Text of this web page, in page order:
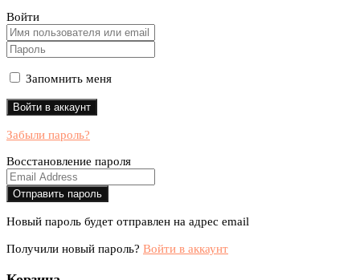
Войти
Запомнить меня
Забыли пароль?
Восстановление пароля
Новый пароль будет отправлен на адрес email
Получили новый пароль? Войти в аккаунт